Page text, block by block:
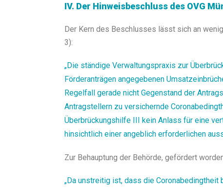
IV. Der Hinweisbeschluss des OVG
Der Kern des Beschlusses lässt sich an
3):
„Die ständige Verwaltungspraxis zur
Förderanträgen angegebenen
Regelfall gerade nicht Gegenstand der
Antragstellern zu versichernde
Überbrückungshilfe III kein Anlass für eine
hinsichtlich einer angeblich erforderlichen
Zur Behauptung der Behörde, gefördert
„Da unstreitig ist, dass die